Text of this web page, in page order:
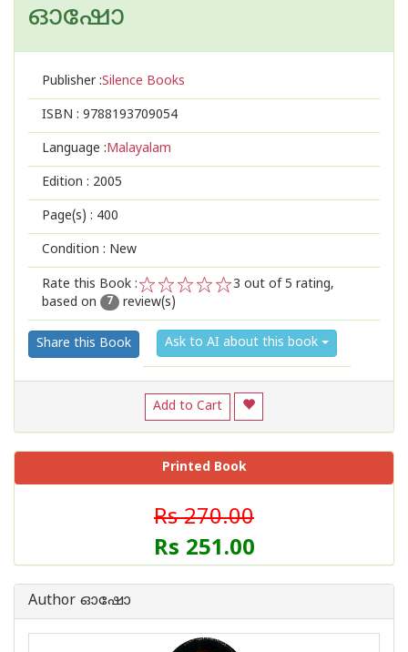
ഓഷോ
Publisher :Silence Books
ISBN : 9788193709054
Language :Malayalam
Edition : 2005
Page(s) : 400
Condition : New
Rate this Book :
2
1
3 out of 5 rating,
based on
7 review(s)
Share this Book Ask to AI about this book
Add to Cart
Printed Book
Rs 270.00
Rs 251.00
Author ഓഷോ